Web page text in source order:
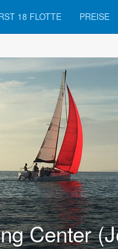
18 FLOTTE PREISE
Center